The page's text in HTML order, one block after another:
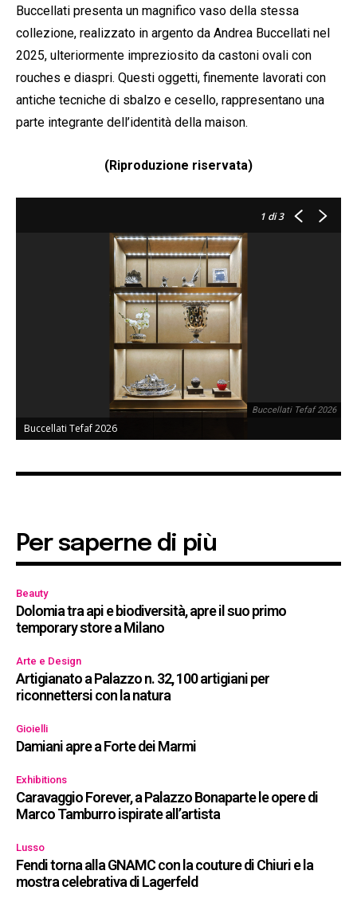
Buccellati presenta un magnifico vaso della stessa
collezione, realizzato in argento da Andrea Buccellati nel
2025, ulteriormente impreziosito da castoni ovali con
rouches e diaspri. Questi oggetti, finemente lavorati con
antiche tecniche di sbalzo e cesello, rappresentano una
parte integrante dell’identità della maison.
(Riproduzione riservata)
1 di 3
Buccellati Tefaf 2026
Buccellati Tefaf 2026
Per saperne di più
Beauty
Dolomia tra api e biodiversità, apre il suo primo
temporary store a Milano
Arte e Design
Artigianato a Palazzo n. 32, 100 artigiani per
riconnettersi con la natura
Gioielli
Damiani apre a Forte dei Marmi
Exhibitions
Caravaggio Forever, a Palazzo Bonaparte le opere di
Marco Tamburro ispirate all’artista
Lusso
Fendi torna alla GNAMC con la couture di Chiuri e la
mostra celebrativa di Lagerfeld